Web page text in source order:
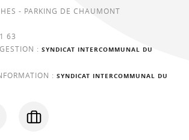
- PARKING DE CHAUMONT
63
: SYNDICAT INTERCOMMUNAL DU
: SYNDICAT INTERCOMMUNAL DU